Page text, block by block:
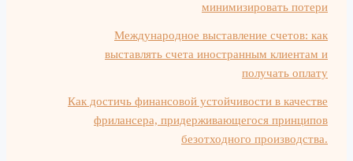
минимизировать потери
Международное выставление счетов: как
выставлять счета иностранным клиентам и
получать оплату
Как достичь финансовой устойчивости в качестве
фрилансера, придерживающегося принципов
безотходного производства.